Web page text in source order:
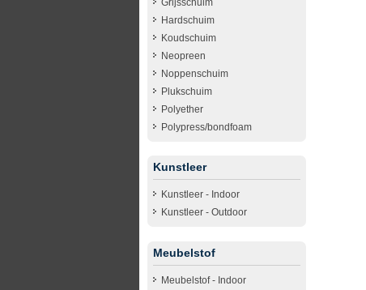
Hardschuim
Koudschuim
Neopreen
Noppenschuim
Plukschuim
Polyether
Polypress/bondfoam
Kunstleer
Kunstleer - Indoor
Kunstleer - Outdoor
Meubelstof
Meubelstof - Indoor